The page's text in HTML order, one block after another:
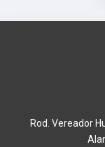
Rod. Vereador